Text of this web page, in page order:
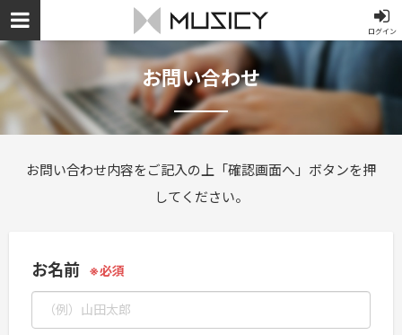
ログイン
お問い合わせ
お問い合わせ内容をご記入の上「確認画面へ」ボタンを押
してください。
お名前